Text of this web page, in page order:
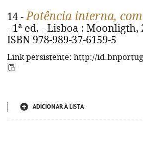
14 -Potência interna,
- 1ª ed. - Lisboa : Moonligth,
ISBN 978-989-37-6159-5
Link persistente: http://
ADICIONAR À LISTA